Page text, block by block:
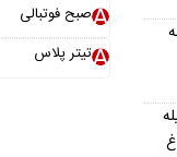
فیله
صبح فوتبالی
تیتر پلاس